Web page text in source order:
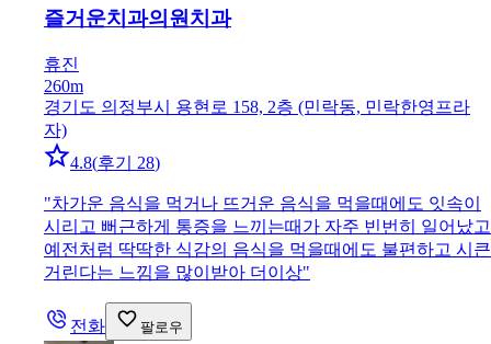
즐거운치과의원치과
휴진
260m
경기도 의정부시 용현로 158, 2층 (민락동, 민락한영프라
자)
4.8(후기 28)
"차가운 음식을 먹거나 뜨거운 음식을 먹을때에도 잇속이
시리고 뻐근하게 통증을 느끼는때가 자주 빈번히 일어났고
예전처럼 딱딱한 식감의 음식을 먹을때에도 불편하고 시큰
거린다는 느낌을 많이받아 더이상"
전화 팔로우